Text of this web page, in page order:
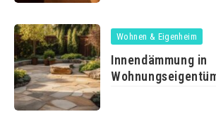
Wohnen & Eigenheim
Innendämmung in